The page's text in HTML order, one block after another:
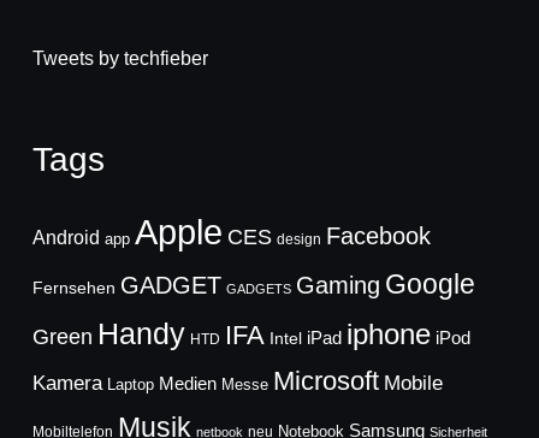
Tweets by techfieber
Tags
Android app Apple CES design Facebook
Fernsehen GADGET GADGETS Gaming Google
Green Handy HTD IFA Intel iPad iphone iPod
Kamera Laptop Medien Messe Microsoft Mobile
Mobiltelefon Musik netbook neu Notebook Samsung Sicherheit